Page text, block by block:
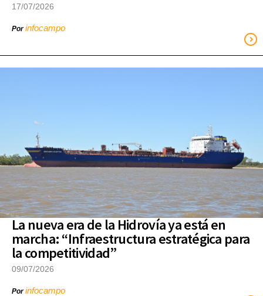
17/07/2026
Porinfocampo
La nueva era de la Hidrovía ya está en
marcha: “Infraestructura estratégica para
la competitividad”
09/07/2026
Porinfocampo